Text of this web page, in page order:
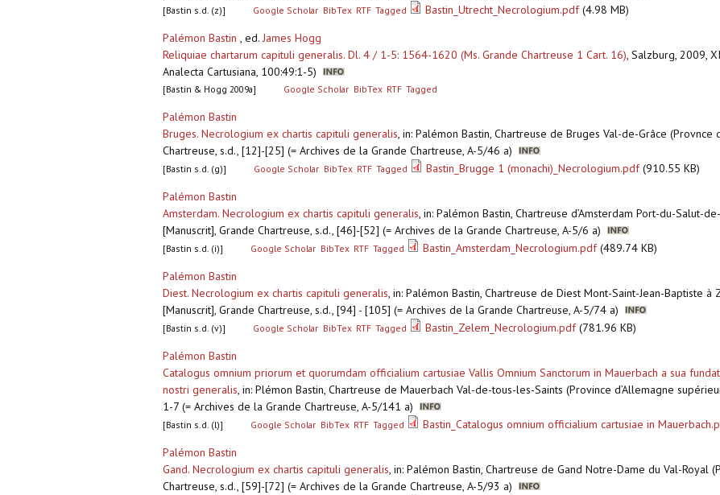
[Bastin s.d. (z)] Google Scholar BibTex RTF Tagged Bastin_Utrecht_Necrologium.pdf(4.98 MB)
Palémon Bastin , ed. James Hogg
Reliquiae chartarum capituli generalis. Dl. 4 / 1-5: 1564-1620 (Ms. Grande Chartreuse 1 Cart. 16), Salzburg, 2009,
Analecta Cartusiana, 100:49:1-5)
[Bastin & Hogg 2009a] Google Scholar BibTex RTF Tagged
Palémon Bastin
Bruges. Necrologium ex chartis capituli generalis, in: Palémon Bastin, Chartreuse de Bruges Val-de-Grâce (Provnce
Chartreuse, s.d., [12]-[25] (= Archives de la Grande Chartreuse, A-5/46 a)
[Bastin s.d. (g)] Google Scholar BibTex RTF Tagged Bastin_Brugge 1 (monachi)_Necrologium.pdf(910.55 KB)
Palémon Bastin
Amsterdam. Necrologium ex chartis capituli generalis, in: Palémon Bastin, Chartreuse d’Amsterdam Port-du-Salut-
[Manuscrit], Grande Chartreuse, s.d., [46]-[52] (= Archives de la Grande Chartreuse, A-5/6 a)
[Bastin s.d. (i)] Google Scholar BibTex RTF Tagged Bastin_Amsterdam_Necrologium.pdf(489.74 KB)
Palémon Bastin
Diest. Necrologium ex chartis capituli generalis, in: Palémon Bastin, Chartreuse de Diest Mont-Saint-Jean-Baptiste
[Manuscrit], Grande Chartreuse, s.d., [94] - [105] (= Archives de la Grande Chartreuse, A-5/74 a)
[Bastin s.d. (v)] Google Scholar BibTex RTF Tagged Bastin_Zelem_Necrologium.pdf(781.96 KB)
Palémon Bastin
Catalogus omnium priorum et quorumdam officialium cartusiae Vallis Omnium Sanctorum in Mauerbach a sua
nostri generalis, in: Plémon Bastin, Chartreuse de Mauerbach Val-de-tous-les-Saints (Province d’Allemagne
1-7 (= Archives de la Grande Chartreuse, A-5/141 a)
[Bastin s.d. (l)] Google Scholar BibTex RTF Tagged Bastin_Catalogus omnium officialium cartusiae in
Palémon Bastin
Gand. Necrologium ex chartis capituli generalis, in: Palémon Bastin, Chartreuse de Gand Notre-Dame du Val-Royal
Chartreuse, s.d., [59]-[72] (= Archives de la Grande Chartreuse, A-5/93 a)